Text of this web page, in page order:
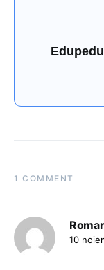
1 COMMENT
10